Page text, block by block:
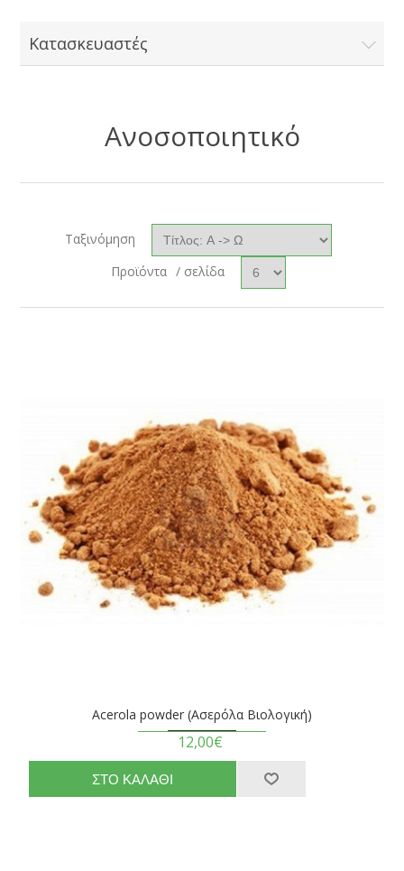
Κατασκευαστές
Ανοσοποιητικό
Ταξινόμηση
Προϊόντα / σελίδα
Acerola powder (Ασερόλα Βιολογική)
12,00€